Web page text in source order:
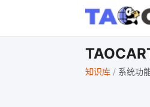
知识库 / 系统功